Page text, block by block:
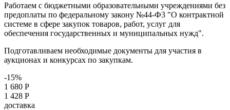
Работаем с бюджетными образовательными учреждениями без
предоплаты по федеральному закону №44-Ф3 "О контрактной
системе в сфере закупок товаров, работ, услуг для
обеспечения государственных и муниципальных нужд".
Подготавливаем необходимые документы для участия в
аукционах и конкурсах по закупкам.
-15%
1 680 Р
1 428 Р
доставка